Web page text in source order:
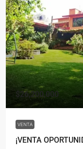
$26,200,000
VENTA
¡VENTA